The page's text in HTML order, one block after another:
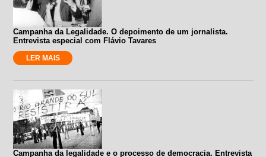
Campanha da Legalidade. O depoimento de um jornalista.
Entrevista especial com Flávio Tavares
LER MAIS
Campanha da legalidade e o processo de democracia. Entrevista